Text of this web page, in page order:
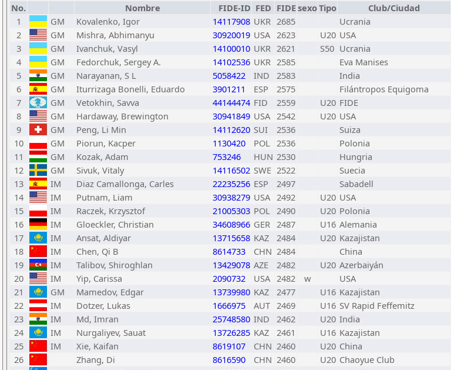
No. Nombre FIDE-ID FED FIDEsexoTipo
Club/Ciudad
1
GM Kovalenko, Igor 14117908 UKR 2685
Ucrania
2
GM Mishra, Abhimanyu 30920019 USA 2623 U20 USA
3
GM Ivanchuk, Vasyl 14100010 UKR 2621 S50 Ucrania
4
GM Fedorchuk, Sergey A. 14102536 UKR 2585
Eva Manises
5
GM Narayanan, S L 5058422 IND 2583
India
6
GM Iturrizaga Bonelli, Eduardo 3901211 ESP 2575
Filántropos Equigoma
7
GM Vetokhin, Savva 44144474 FID 2559 U20 FIDE
8
GM Hardaway, Brewington 30941849 USA 2542 U20 USA
9
GM Peng, Li Min 14112620 SUI 2536
Suiza
10
GM Piorun, Kacper 1130420 POL 2536
Polonia
11
GM Kozak, Adam 753246 HUN 2530
Hungria
12
GM Sivuk, Vitaly 14116502 SWE 2522
Suecia
13
IM Diaz Camallonga, Carles 22235256 ESP 2497
Sabadell
14
IM Putnam, Liam 30938279 USA 2492 U20 USA
15
IM Raczek, Krzysztof 21005303 POL 2490 U20 Polonia
16
IM Gloeckler, Christian 34608966 GER 2487 U16 Alemania
17
IM Ansat, Aldiyar 13715658 KAZ 2484 U20 Kazajistan
18
IM Chen, Qi B 8614733 CHN 2484
China
19
IM Talibov, Shiroghlan 13429078 AZE 2482 U20 Azerbaiyán
20
IM Yip, Carissa 2090732 USA 2482 w
USA
21
GM Mamedov, Edgar 13739980 KAZ 2477 U16 Kazajistan
22
IM Dotzer, Lukas 1666975 AUT 2469 U16 SV Rapid Feffemitz
23
IM Md, Imran 25748580 IND 2462 U20 India
24
IM Nurgaliyev, Sauat 13726285 KAZ 2461 U16 Kazajistan
25
IM Xie, Kaifan 8619107 CHN 2460 U20 China
26
Zhang, Di 8616590 CHN 2460 U20 Chaoyue Club